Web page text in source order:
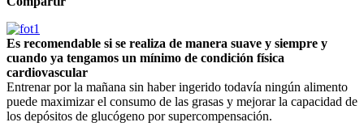
Es recomendable si se realiza de manera suave y siempre y
cuando ya tengamos un mínimo de condición física
cardiovascular
Entrenar por la mañana sin haber ingerido todavía ningún alimento
puede maximizar el consumo de las grasas y mejorar la capacidad de
los depósitos de glucógeno por supercompensación.